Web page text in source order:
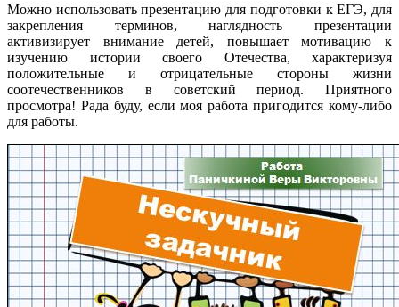
Можно использовать презентацию для подготовки к ЕГЭ, для
закрепления терминов, наглядность презентации
активизирует внимание детей, повышает мотивацию к
изучению истории своего Отечества, характеризуя
положительные и отрицательные стороны жизни
соотечественников в советский период. Приятного
просмотра! Рада буду, если моя работа пригодится кому-либо
для работы.